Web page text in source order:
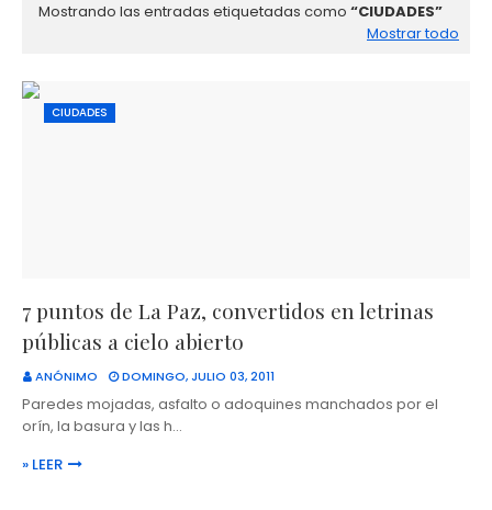
Mostrando las entradas etiquetadas como
CIUDADES
Mostrar todo
CIUDADES
7 puntos de La Paz, convertidos en letrinas
públicas a cielo abierto
ANÓNIMO DOMINGO, JULIO 03, 2011
Paredes mojadas, asfalto o adoquines manchados por el
orín, la basura y las h…
» LEER